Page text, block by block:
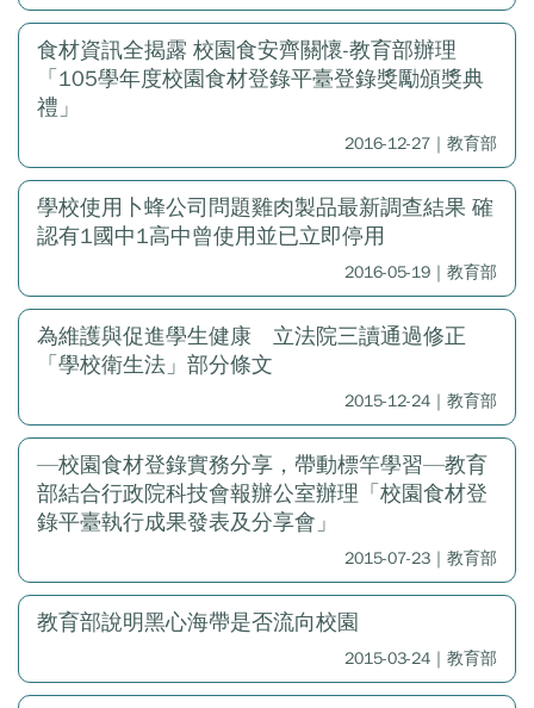
食材資訊全揭露 校園食安齊關懷-教育部辦理
「105學年度校園食材登錄平臺登錄獎勵頒獎典
禮」
2016-12-27｜教育部
學校使用卜蜂公司問題雞肉製品最新調查結果 確
認有1國中1高中曾使用並已立即停用
2016-05-19｜教育部
為維護與促進學生健康 立法院三讀通過修正
「學校衛生法」部分條文
2015-12-24｜教育部
—校園食材登錄實務分享，帶動標竿學習—教育
部結合行政院科技會報辦公室辦理「校園食材登
錄平臺執行成果發表及分享會」
2015-07-23｜教育部
教育部說明黑心海帶是否流向校園
2015-03-24｜教育部